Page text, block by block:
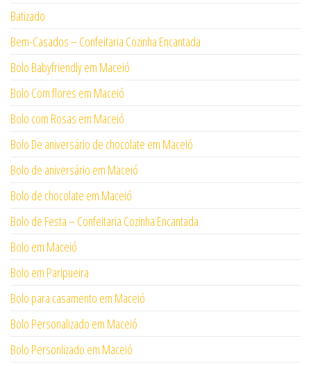
Batizado
Bem-Casados – Confeitaria Cozinha Encantada
Bolo Babyfriendly em Maceió
Bolo Com flores em Maceió
Bolo com Rosas em Maceió
Bolo De aniversário de chocolate em Maceió
Bolo de aniversário em Maceió
Bolo de chocolate em Maceió
Bolo de Festa – Confeitaria Cozinha Encantada
Bolo em Maceió
Bolo em Paripueira
Bolo para casamento em Maceió
Bolo Personalizado em Maceió
Bolo Personlizado em Maceió